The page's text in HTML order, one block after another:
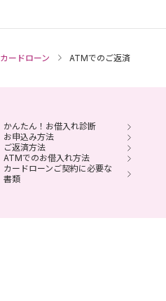
カードローン ATMでのご返済
かんたん！お借入れ診断
お申込み方法
ご返済方法
ATMでのお借入れ方法
カードローンご契約に必要な
書類